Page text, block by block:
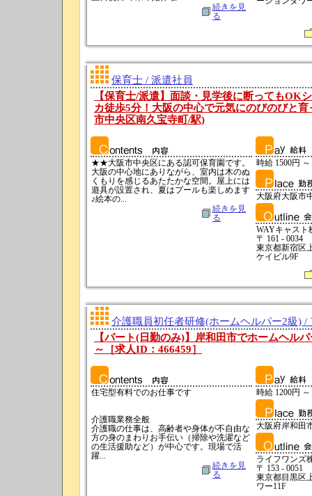
続きを見
る
保育士 / 派遣社員
【保育士/派遣】面談・見学後に断ってもOK
カ徒歩5分！大阪の中心で元気にのびのびと
市中央区南久宝寺町/駅)
★★大阪市中央区にある認可保育園です。
大阪の中心地にありながら、室内は木のぬ
くもりを感じるあたたかな空間。屋上には
遊具が設置され、夏はプールも楽しめます
♪絵本の...
続きを見
る
時給 1500円 ～
大阪府大阪市
WAYキャスト
〒 161 - 0034
東京都新宿区
ケイビル9F
介護職員初任者研修(ホームヘルパー2級) /
【パート(日勤のみ)】岸和田市でホームヘル
～［求人ID：466459］
住宅型有料でのお仕事です
介護職業務全般
介護職の仕事は、高齢者や身体が不自由な
方の身のまわりお手伝い（掃除や洗濯など
の生活援助など）が中心です。現場で活
躍...
続きを見
る
時給 1200円 ～
大阪府岸和田
ライフワンズ
〒 153 - 0051
東京都目黒区
ワー11F